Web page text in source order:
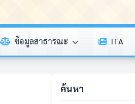
ข้อมูลสาธารณะ ITA
ค้นหา